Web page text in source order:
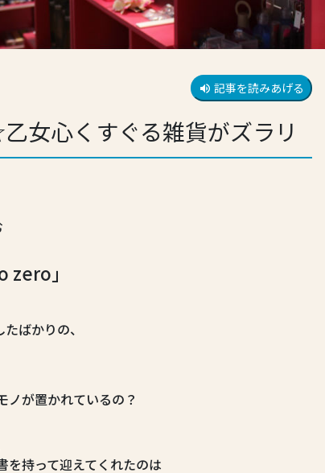
volume_up 記事を読みあげる
女心くすぐる雑貨がズラリ
zero」
ばかりの、
ノが置かれているの？
を持って迎えてくれたのは